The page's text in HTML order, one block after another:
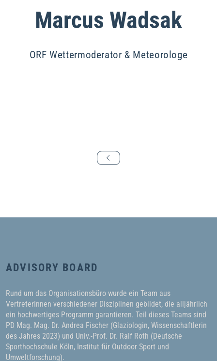
Marcus Wadsak
ORF Wettermoderator & Meteorologe
ADVISORY BOARD
Rund um das Organisationsbüro wurde ein Team aus
VertreterInnen verschiedener Disziplinen gebildet, die alljährlich
ein hochwertiges Programm garantieren. Teil dieses Teams sind
PD Mag. Mag. Dr. Andrea Fischer (Glaziologin, Wissenschaftlerin
des Jahres 2023) und Univ.-Prof. Dr. Ralf Roth (Deutsche
Sporthochschule Köln, Institut für Outdoor Sport und
Umweltforschung).